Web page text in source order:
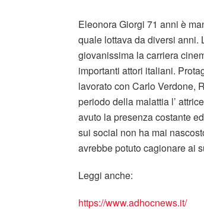
Eleonora Giorgi 71 anni è
quale lottava da diversi anni.
giovanissima la carriera
importanti attori italiani.
lavorato con Carlo Verdone,
periodo della malattia l’
avuto la presenza costante
sui social non ha mai
avrebbe potuto cagionare ai
Leggi anche:
https://www.adhocnews.it/